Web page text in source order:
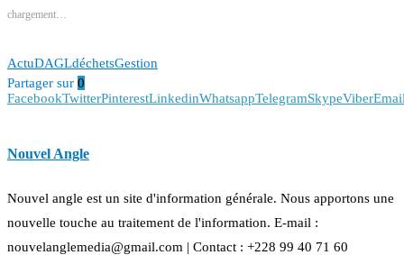
chargement…
ActuDAGLdéchetsGestion
Partager sur 0
FacebookTwitterPinterestLinkedinWhatsappTelegramSkypeViber
Nouvel Angle
Nouvel angle est un site d'information générale. Nous apportons une
nouvelle touche au traitement de l'information. E-mail :
nouvelanglemedia@gmail.com | Contact : +228 99 40 71 60